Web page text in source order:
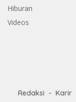
Hiburan
Videos
Redaksi Karir